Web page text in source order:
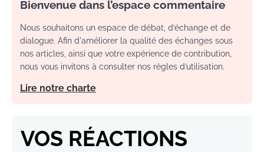
Bienvenue dans l’espace commentaire
Nous souhaitons un espace de débat, d’échange et de
dialogue. Afin d'améliorer la qualité des échanges sous
nos articles, ainsi que votre expérience de contribution,
nous vous invitons à consulter nos règles d’utilisation.
Lire notre charte
VOS RÉACTIONS